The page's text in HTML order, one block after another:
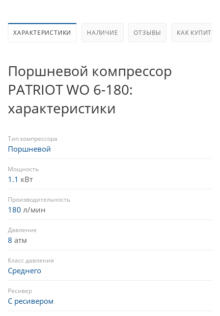
ХАРАКТЕРИСТИКИ НАЛИЧИЕ ОТЗЫВЫ КАК КУПИТЬ
Поршневой компрессор
PATRIOT WO 6-180:
характеристики
Тип компрессора
Поршневой
Мощность
1.1 кВт
Производительность
180 л/мин
Давление
8 атм
Класс давления
Среднего
Ресивер
С ресивером